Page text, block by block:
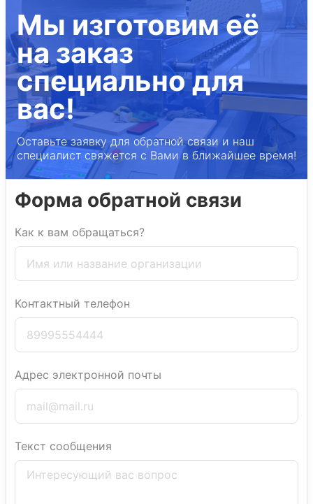
Мы изготовим её
на заказ
специально для
вас!
Оставьте заявку для обратной связи и наш
специалист свяжется с Вами в ближайшее время!
Форма обратной связи
Как к вам обращаться?
Контактный телефон
Адрес электронной почты
Текст сообщения